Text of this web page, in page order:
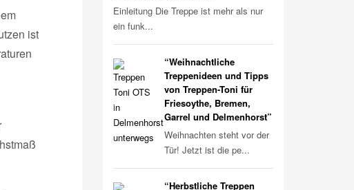
ist
Einleitung Die Treppe ist mehr als nur
ein funk...
“Weihnachtliche
Treppenideen und Tipps
von Treppen-Toni für
Friesoythe, Bremen,
Garrel und Delmenhorst”
Weihnachten steht vor der
Tür! Jetzt ist die pe...
“Herbstliche Treppen